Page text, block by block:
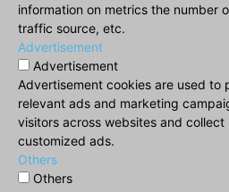
information on metrics the number
traffic source, etc.
Advertisement
Advertisement
Advertisement cookies are used to
relevant ads and marketing
visitors across websites and
customized ads.
Others
Others